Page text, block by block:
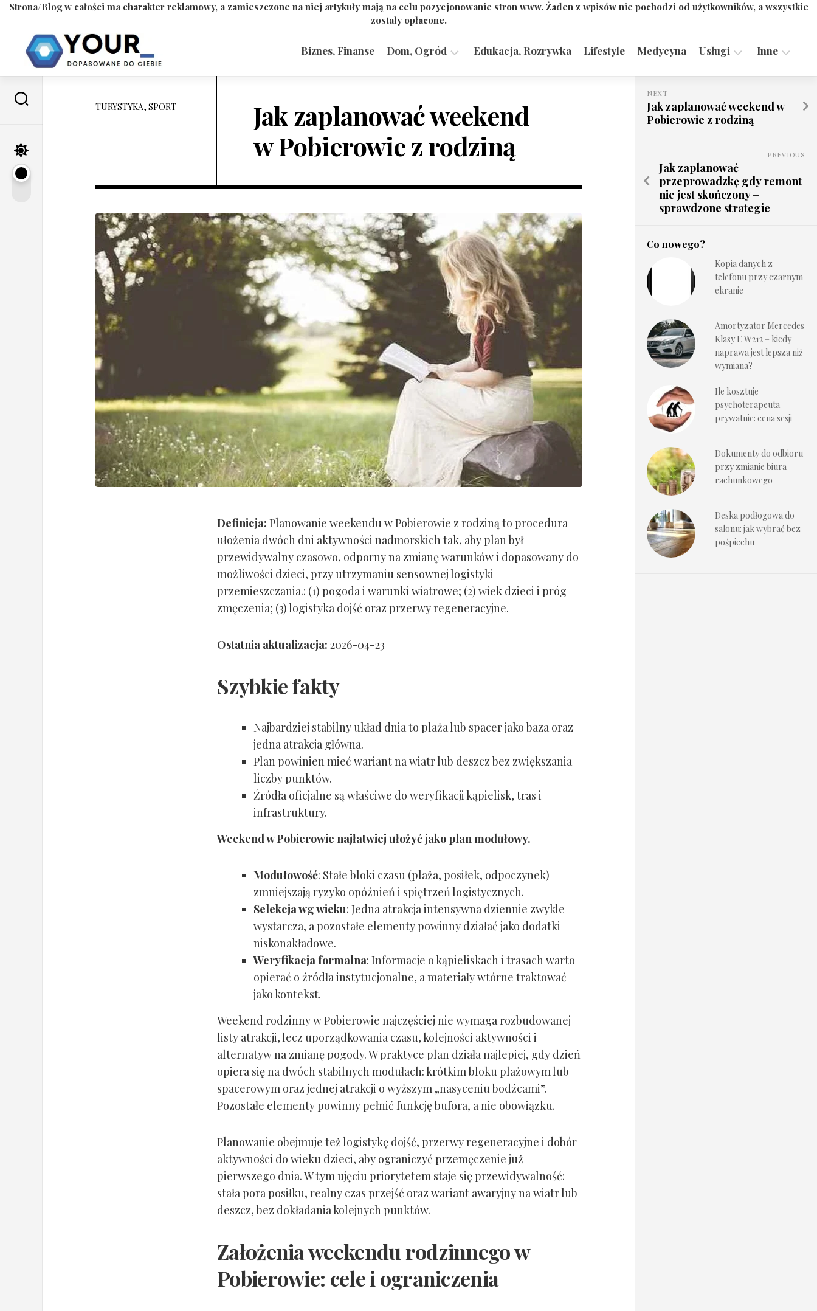
Strona/Blog w całości ma charakter reklamowy, a zamieszczone na niej artykuły mają na celu pozycjonowanie stron www. Żaden z wpisów nie pochodzi od użytkowników, a wszystkie
zostały opłacone.
content
Biznes, Finanse Dom, Ogród
Przemysł
Edukacja, Rozrywka Lifestyle Medycyna Usługi
Transport
Technologie
Inne
Sport
TURYSTYKA, SPORT
Jak zaplanować weekend
w Pobierowie z rodziną
Definicja: Planowanie weekendu w Pobierowie z rodziną to procedura
ułożenia dwóch dni aktywności nadmorskich tak, aby plan był
przewidywalny czasowo, odporny na zmianę warunków i dopasowany do
możliwości dzieci, przy utrzymaniu sensownej logistyki
przemieszczania.: (1) pogoda i warunki wiatrowe; (2) wiek dzieci i próg
zmęczenia; (3) logistyka dojść oraz przerwy regeneracyjne.
Ostatnia aktualizacja: 2026-04-23
Szybkie fakty
Najbardziej stabilny układ dnia to plaża lub spacer jako baza oraz
jedna atrakcja główna.
Plan powinien mieć wariant na wiatr lub deszcz bez zwiększania
liczby punktów.
Źródła oficjalne są właściwe do weryfikacji kąpielisk, tras i
infrastruktury.
Weekend w Pobierowie najłatwiej ułożyć jako plan modułowy.
Modułowość: Stałe bloki czasu (plaża, posiłek, odpoczynek)
zmniejszają ryzyko opóźnień i spiętrzeń logistycznych.
Selekcja wg wieku: Jedna atrakcja intensywna dziennie zwykle
wystarcza, a pozostałe elementy powinny działać jako dodatki
niskonakładowe.
Weryfikacja formalna: Informacje o kąpieliskach i trasach warto
opierać o źródła instytucjonalne, a materiały wtórne traktować
jako kontekst.
Weekend rodzinny w Pobierowie najczęściej nie wymaga rozbudowanej
listy atrakcji, lecz uporządkowania czasu, kolejności aktywności i
alternatyw na zmianę pogody. W praktyce plan działa najlepiej, gdy dzień
opiera się na dwóch stabilnych modułach: krótkim bloku plażowym lub
spacerowym oraz jednej atrakcji o wyższym „nasyceniu bodźcami”.
Pozostałe elementy powinny pełnić funkcję bufora, a nie obowiązku.
Planowanie obejmuje też logistykę dojść, przerwy regeneracyjne i dobór
aktywności do wieku dzieci, aby ograniczyć przemęczenie już
pierwszego dnia. W tym ujęciu priorytetem staje się przewidywalność:
stała pora posiłku, realny czas przejść oraz wariant awaryjny na wiatr lub
deszcz, bez dokładania kolejnych punktów.
Założenia weekendu rodzinnego w
Pobierowie: cele i ograniczenia
NEXT
Jak zaplanować weekend w
Pobierowie z rodziną
PREVIOUS
Jak zaplanować
przeprowadzkę gdy remont
nie jest skończony –
sprawdzone strategie
Co nowego?
Kopia danych z
telefonu przy czarnym
ekranie
Amortyzator Mercedes
Klasy E W212 – kiedy
naprawa jest lepsza niż
wymiana?
Ile kosztuje
psychoterapeuta
prywatnie: cena sesji
Dokumenty do odbioru
przy zmianie biura
rachunkowego
Deska podłogowa do
salonu: jak wybrać bez
pośpiechu